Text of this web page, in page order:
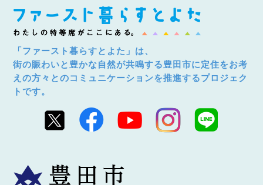
「ファースト暮らすとよた」は、
街の賑わいと豊かな自然が共鳴する豊田市に定住をお考
えの方々とのコミュニケーションを推進するプロジェク
トです。